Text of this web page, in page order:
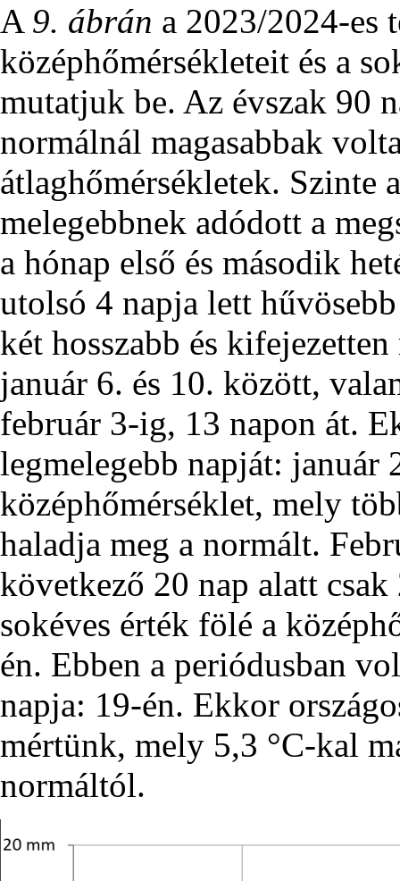
A 9. ábrán a 2023/2024-es
középhőmérsékleteit és a
mutatjuk be. Az évszak 90
normálnál magasabbak
átlaghőmérsékletek. Szinte
melegebbnek adódott a
a hónap első és második
utolsó 4 napja lett
két hosszabb és
január 6. és 10. között,
február 3-ig, 13 napon át.
legmelegebb napját: január
középhőmérséklet, mely
haladja meg a normált.
következő 20 nap alatt
sokéves érték fölé a
én. Ebben a periódusban
napja: 19-én. Ekkor
mértünk, mely 5,3 °C-kal
normáltól.